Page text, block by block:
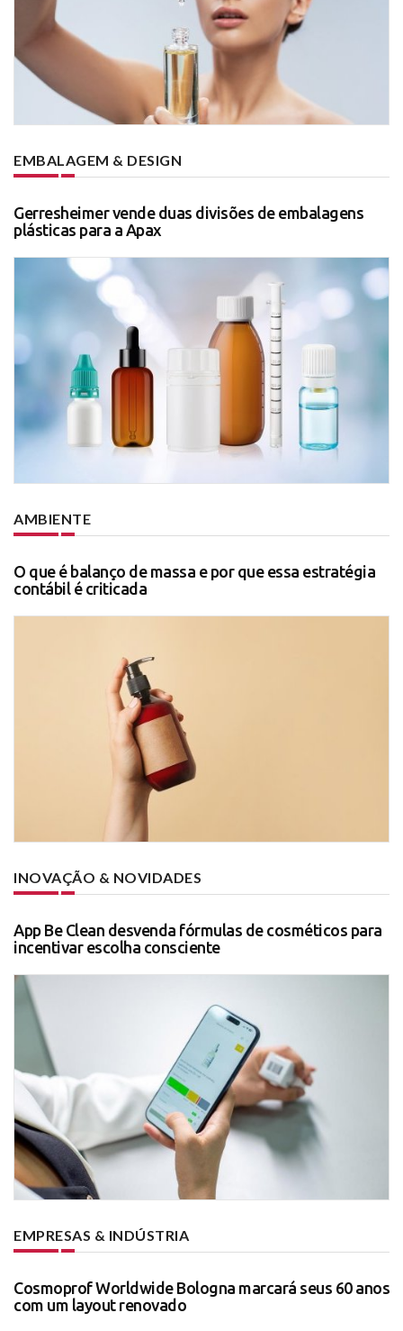
EMBALAGEM & DESIGN
Gerresheimer vende duas divisões de embalagens
plásticas para a Apax
AMBIENTE
O que é balanço de massa e por que essa estratégia
contábil é criticada
INOVAÇÃO & NOVIDADES
App Be Clean desvenda fórmulas de cosméticos para
incentivar escolha consciente
EMPRESAS & INDÚSTRIA
Cosmoprof Worldwide Bologna marcará seus 60 anos
com um layout renovado